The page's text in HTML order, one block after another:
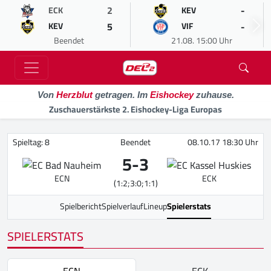
ECK 2
KEV 5
Beendet
KEV -
VIF -
21.08. 15:00 Uhr
Von Herzblutgetragen. Im Eishockeyzuhause.
Zuschauerstärkste 2. Eishockey-Liga Europas
Spieltag: 8 Beendet 08.10.17 18:30 Uhr
ECN 5-3
(1:2;3:0;1:1)
ECK
SpielberichtSpielverlaufLineupSpielerstats
SPIELERSTATS